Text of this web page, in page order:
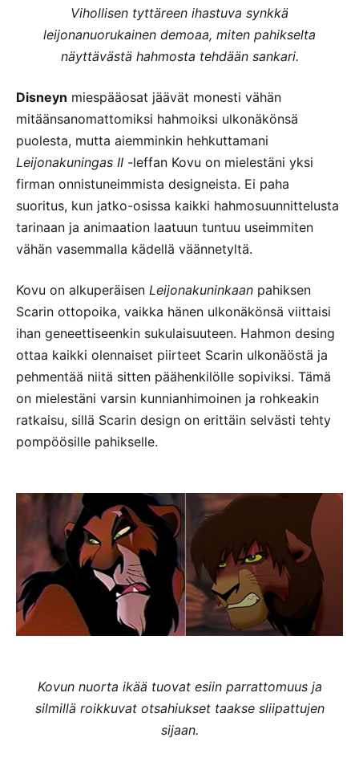
Vihollisen tyttäreen ihastuva synkkä
leijonanuorukainen demoaa, miten pahikselta
näyttävästä hahmosta tehdään sankari.
Disneyn miespääosat jäävät monesti vähän
mitäänsanomattomiksi hahmoiksi ulkonäkönsä
puolesta, mutta aiemminkin hehkuttamani
Leijonakuningas II -leffan Kovu on mielestäni yksi
firman onnistuneimmista designeista. Ei paha
suoritus, kun jatko-osissa kaikki hahmosuunnittelusta
tarinaan ja animaation laatuun tuntuu useimmiten
vähän vasemmalla kädellä väännetyltä.
Kovu on alkuperäisen Leijonakuninkaan pahiksen
Scarin ottopoika, vaikka hänen ulkonäkönsä viittaisi
ihan geneettiseenkin sukulaisuuteen. Hahmon desing
ottaa kaikki olennaiset piirteet Scarin ulkonäöstä ja
pehmentää niitä sitten päähenkilölle sopiviksi. Tämä
on mielestäni varsin kunnianhimoinen ja rohkeakin
ratkaisu, sillä Scarin design on erittäin selvästi tehty
pompöösille pahikselle.
Kovun nuorta ikää tuovat esiin parrattomuus ja
silmillä roikkuvat otsahiukset taakse sliipattujen
sijaan.